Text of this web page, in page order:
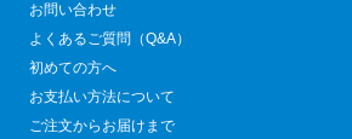
お問い合わせ
よくあるご質問（Q&A）
初めての方へ
お支払い方法について
ご注文からお届けまで